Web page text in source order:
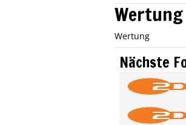
Wertung
Wertung
Nächste